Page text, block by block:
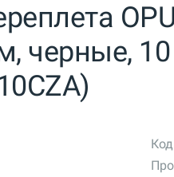
черные, 10